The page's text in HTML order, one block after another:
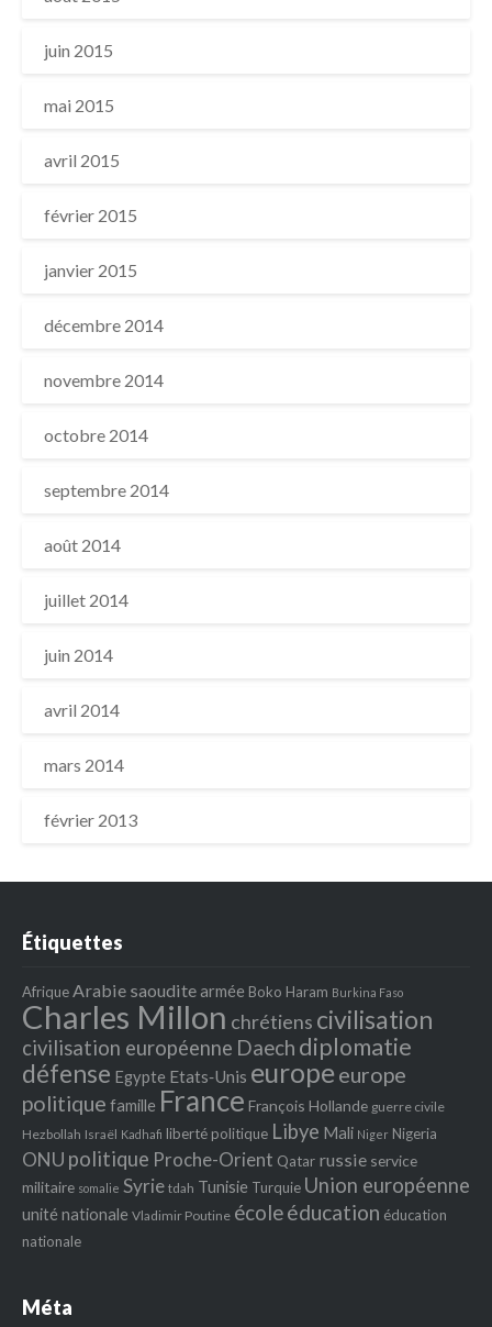
juin 2015
mai 2015
avril 2015
février 2015
janvier 2015
décembre 2014
novembre 2014
octobre 2014
septembre 2014
août 2014
juillet 2014
juin 2014
avril 2014
mars 2014
février 2013
Étiquettes
AfriqueArabie saoudite armée Boko Haram Burkina Faso
Charles Millon chrétiens civilisation
civilisation européenne Daech diplomatie
défense Egypte Etats‐Unis europeeurope
politique famille France François Hollande guerre civile
Hezbollah Israël Kadhafi liberté politique Libye Mali Niger Nigeria
ONU politique Proche-Orient Qatar russie service
militaire somalie Syrie tdah Tunisie Turquie Union européenne
unité nationale Vladimir Poutine écoleéducation éducation
nationale
Méta